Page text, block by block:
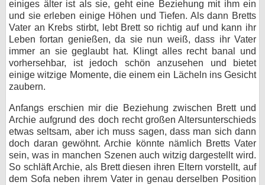
einiges älter ist als sie, geht eine Beziehung mit ihm ein
und sie erleben einige Höhen und Tiefen. Als dann Bretts
Vater an Krebs stirbt, lebt Brett so richtig auf und kann ihr
Leben fortan genießen, da sie nun weiß, dass ihr Vater
immer an sie geglaubt hat. Klingt alles recht banal und
vorhersehbar, ist jedoch schön anzusehen und bietet
einige witzige Momente, die einem ein Lächeln ins Gesicht
zaubern.
Anfangs erschien mir die Beziehung zwischen Brett und
Archie aufgrund des doch recht großen Altersunterschieds
etwas seltsam, aber ich muss sagen, dass man sich dann
doch daran gewöhnt. Archie könnte nämlich Bretts Vater
sein, was in manchen Szenen auch witzig dargestellt wird.
So schläft Archie, als Brett diesen ihren Eltern vorstellt, auf
dem Sofa neben ihrem Vater in genau derselben Position